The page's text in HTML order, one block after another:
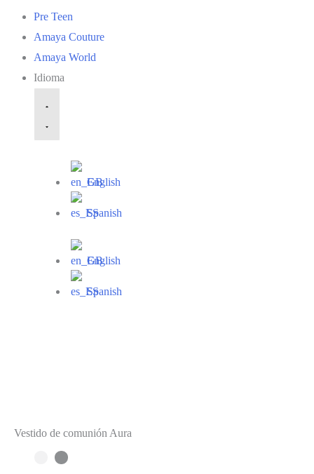
Pre Teen
Amaya Couture
Amaya World
Idioma
English
Spanish
English
Spanish
Vestido de comunión Aura